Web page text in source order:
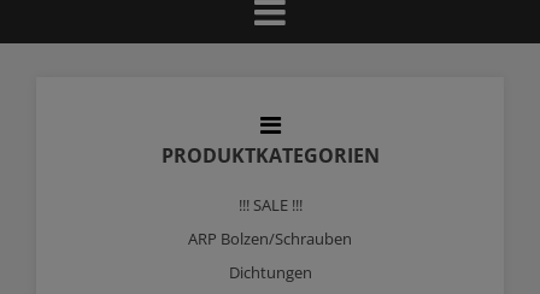
PRODUKTKATEGORIEN
!!! SALE !!!
ARP Bolzen/Schrauben
Dichtungen